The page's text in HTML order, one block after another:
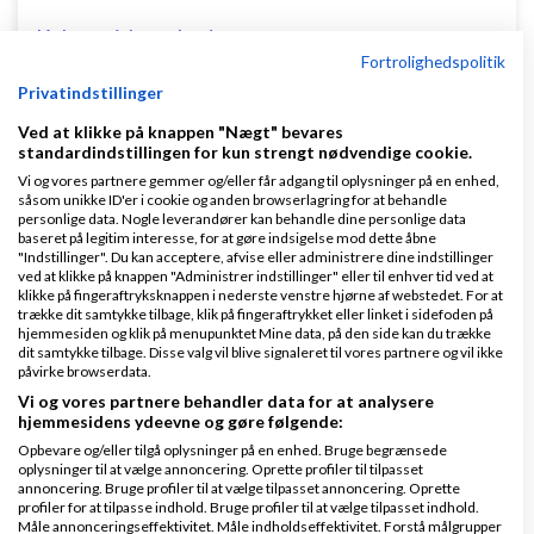
Køb en virksomhed
kunder og omsætning hos Saxis
www.saxis.dk
Dinero Regnskabsprogram
Opret nemt og hurtigt fakturaer
Lav gratis bruger på Dinero i dag
www.dinero.dk
Nye ekspertblog-indlæg om E-handel
Hvorfor oplyse om AI?
afMikkel deMib Svendsen | 2.337 visninger|
Fortrolighedspolitik
Privatindstillinger
Ved at klikke på knappen "Nægt" bevares
standardindstillingen for kun strengt nødvendige cookie.
Vi og vores partnere gemmer og/eller får adgang til oplysninger på en enhed,
såsom unikke ID'er i cookie og anden browserlagring for at behandle
personlige data. Nogle leverandører kan behandle dine personlige data
baseret på legitim interesse, for at gøre indsigelse mod dette åbne
"Indstillinger". Du kan acceptere, afvise eller administrere dine indstillinger
ved at klikke på knappen "Administrer indstillinger" eller til enhver tid ved at
klikke på fingeraftryksknappen i nederste venstre hjørne af webstedet. For at
trække dit samtykke tilbage, klik på fingeraftrykket eller linket i sidefoden på
hjemmesiden og klik på menupunktet Mine data, på den side kan du trække
dit samtykke tilbage. Disse valg vil blive signaleret til vores partnere og vil ikke
påvirke browserdata.
Vi og vores partnere behandler data for at analysere
hjemmesidens ydeevne og gøre følgende:
Opbevare og/eller tilgå oplysninger på en enhed. Bruge begrænsede
oplysninger til at vælge annoncering. Oprette profiler til tilpasset
annoncering. Bruge profiler til at vælge tilpasset annoncering. Oprette
profiler for at tilpasse indhold. Bruge profiler til at vælge tilpasset indhold.
Måle annonceringseffektivitet. Måle indholdseffektivitet. Forstå målgrupper